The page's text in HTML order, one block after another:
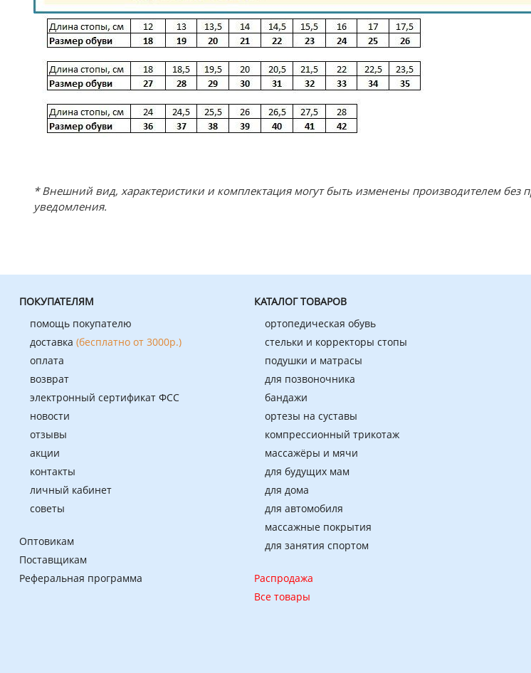
* Внешний вид, характеристики и комплектация могут быть изменены производителем без
уведомления.
ПОКУПАТЕЛЯМ
помощь покупателю
доставка (бесплатно от 3000р.)
оплата
возврат
электронный сертификат ФСС
новости
отзывы
акции
контакты
личный кабинет
советы
Оптовикам
Поставщикам
Реферальная программа
КАТАЛОГ ТОВАРОВ
ортопедическая обувь
стельки и корректоры стопы
подушки и матрасы
для позвоночника
бандажи
ортезы на суставы
компрессионный трикотаж
массажёры и мячи
для будущих мам
для дома
для автомобиля
массажные покрытия
для занятия спортом
Распродажа
Все товары